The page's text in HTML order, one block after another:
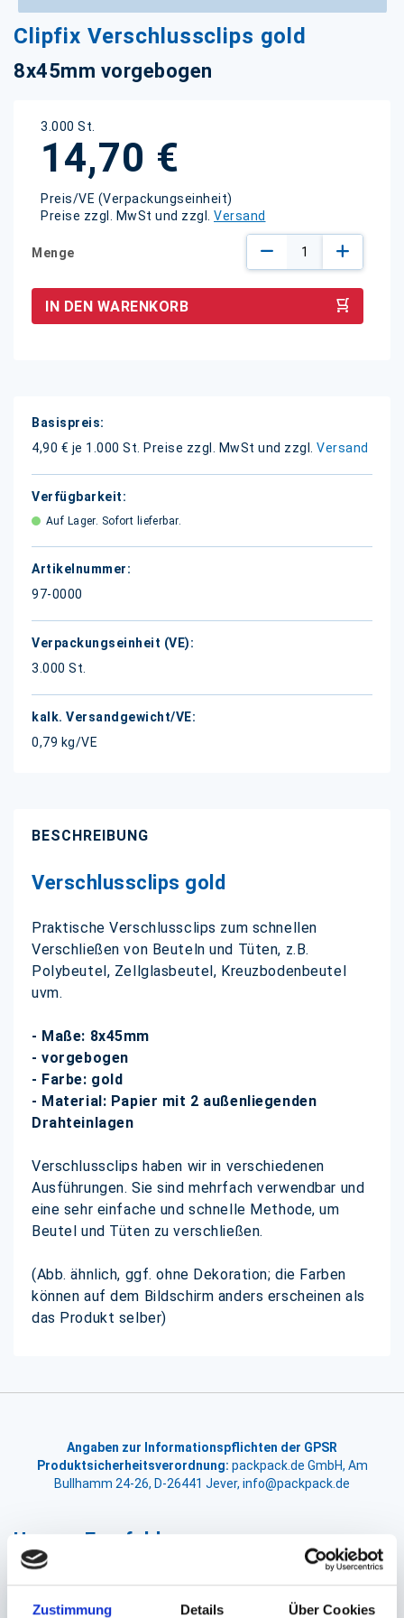
Zustimmung Details Über Cookies
Clipfix Verschlussclips gold
8x45mm vorgebogen
3.000 St.
14,70 €
Preis/VE (Verpackungseinheit)
Preise zzgl. MwSt und zzgl. Versand
Menge
IN DEN WARENKORB
Weitere
Informationen
4,90 € je 1.000 St. Preise zzgl. MwSt und zzgl. Versand
Auf Lager. Sofort lieferbar.
97-0000
3.000 St.
0,79 kg/VE
Zum
Anfang
der
Bildgalerie
BESCHREIBUNG
Verschlussclips gold
Praktische Verschlussclips zum schnellen
Verschließen von Beuteln und Tüten, z.B.
Polybeutel, Zellglasbeutel, Kreuzbodenbeutel
uvm.
- Maße: 8x45mm
- vorgebogen
- Farbe: gold
- Material: Papier mit 2 außenliegenden
Drahteinlagen
Verschlussclips haben wir in verschiedenen
Ausführungen. Sie sind mehrfach verwendbar und
eine sehr einfache und schnelle Methode, um
Beutel und Tüten zu verschließen.
(Abb. ähnlich, ggf. ohne Dekoration; die Farben
können auf dem Bildschirm anders erscheinen als
das Produkt selber)
Angaben zur Informationspflichten der GPSR
Produktsicherheitsverordnung: packpack.de GmbH, Am
Bullhamm 24-26, D-26441 Jever, info@packpack.de
Unsere Empfehlungen